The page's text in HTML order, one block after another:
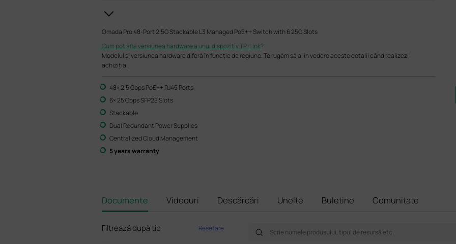
Omada Pro 48-Port 2.5G Stackable L3 Managed PoE++ Switch with 6 25G Slots
Cum pot afla versiunea hardware a unui dispozitiv TP-Link?
Modelul și versiunea hardware diferă în funcție de regiune. Te rugăm să ai in vedere aceste detalii când realizezi
achiziția.
48× 2.5 Gbps PoE++ RJ45 Ports
6× 25 Gbps SFP28 Slots
Stackable
Dual Redundant Power Supplies
Centralized Cloud Management
5 years warranty
Documente Videouri Descărcări Unelte Buletine Comunitate
Filtrează după tip Resetare